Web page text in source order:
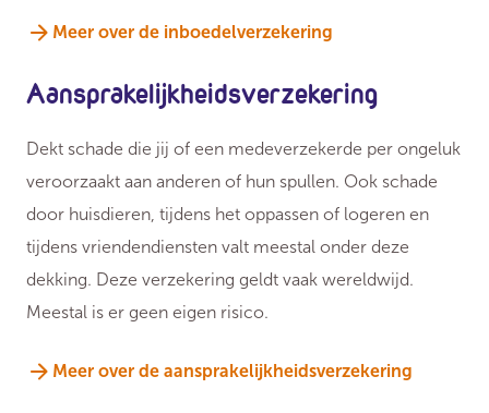
Meer over de inboedelverzekering
Aansprakelijkheidsverzekering
Dekt schade die jij of een medeverzekerde per ongeluk
veroorzaakt aan anderen of hun spullen. Ook schade
door huisdieren, tijdens het oppassen of logeren en
tijdens vriendendiensten valt meestal onder deze
dekking. Deze verzekering geldt vaak wereldwijd.
Meestal is er geen eigen risico.
Meer over de aansprakelijkheidsverzekering